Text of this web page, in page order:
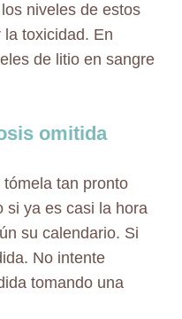
niveles de estos
toxicidad. En
de litio en sangre
omitida
tan pronto
si ya es casi la hora
su calendario. Si
No intente
tomando una